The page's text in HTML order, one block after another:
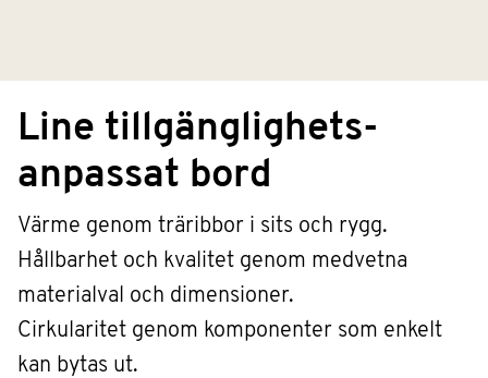
Line tillgänglighets-
anpassat bord
Värme genom träribbor i sits och rygg.
Hållbarhet och kvalitet genom medvetna
materialval och dimensioner.
Cirkularitet genom komponenter som enkelt
kan bytas ut.